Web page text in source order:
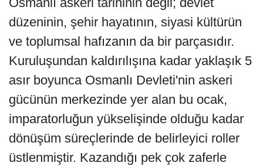
düzeninin, şehir hayatının, siyasi kültürün
ve toplumsal hafızanın da bir parçasıdır.
Kuruluşundan kaldırılışına kadar yaklaşık 5
asır boyunca Osmanlı Devleti'nin askeri
gücünün merkezinde yer alan bu ocak,
imparatorluğun yükselişinde olduğu kadar
dönüşüm süreçlerinde de belirleyici roller
üstlenmiştir. Kazandığı pek çok zaferle